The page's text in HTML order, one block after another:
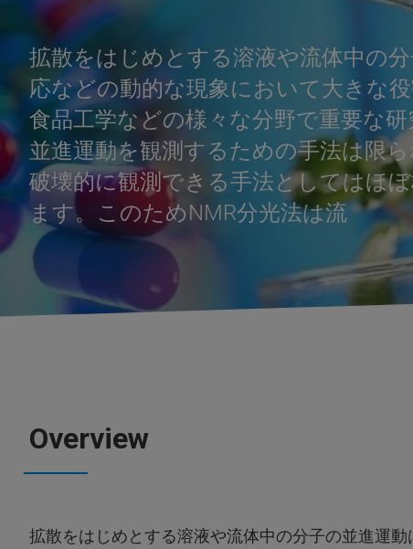
拡散をはじめとする溶液や流体中の
応などの動的な現象において大きな
食品工学などの様々な分野で重要な
並進運動を観測するための手法は限
破壊的に観測できる手法としてはほ
ます。このためNMR分光法は流
Overview
拡散をはじめとする溶液や流体中の分子の並進運